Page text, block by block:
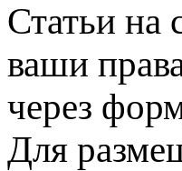
Статьи на
ваши
через
Для